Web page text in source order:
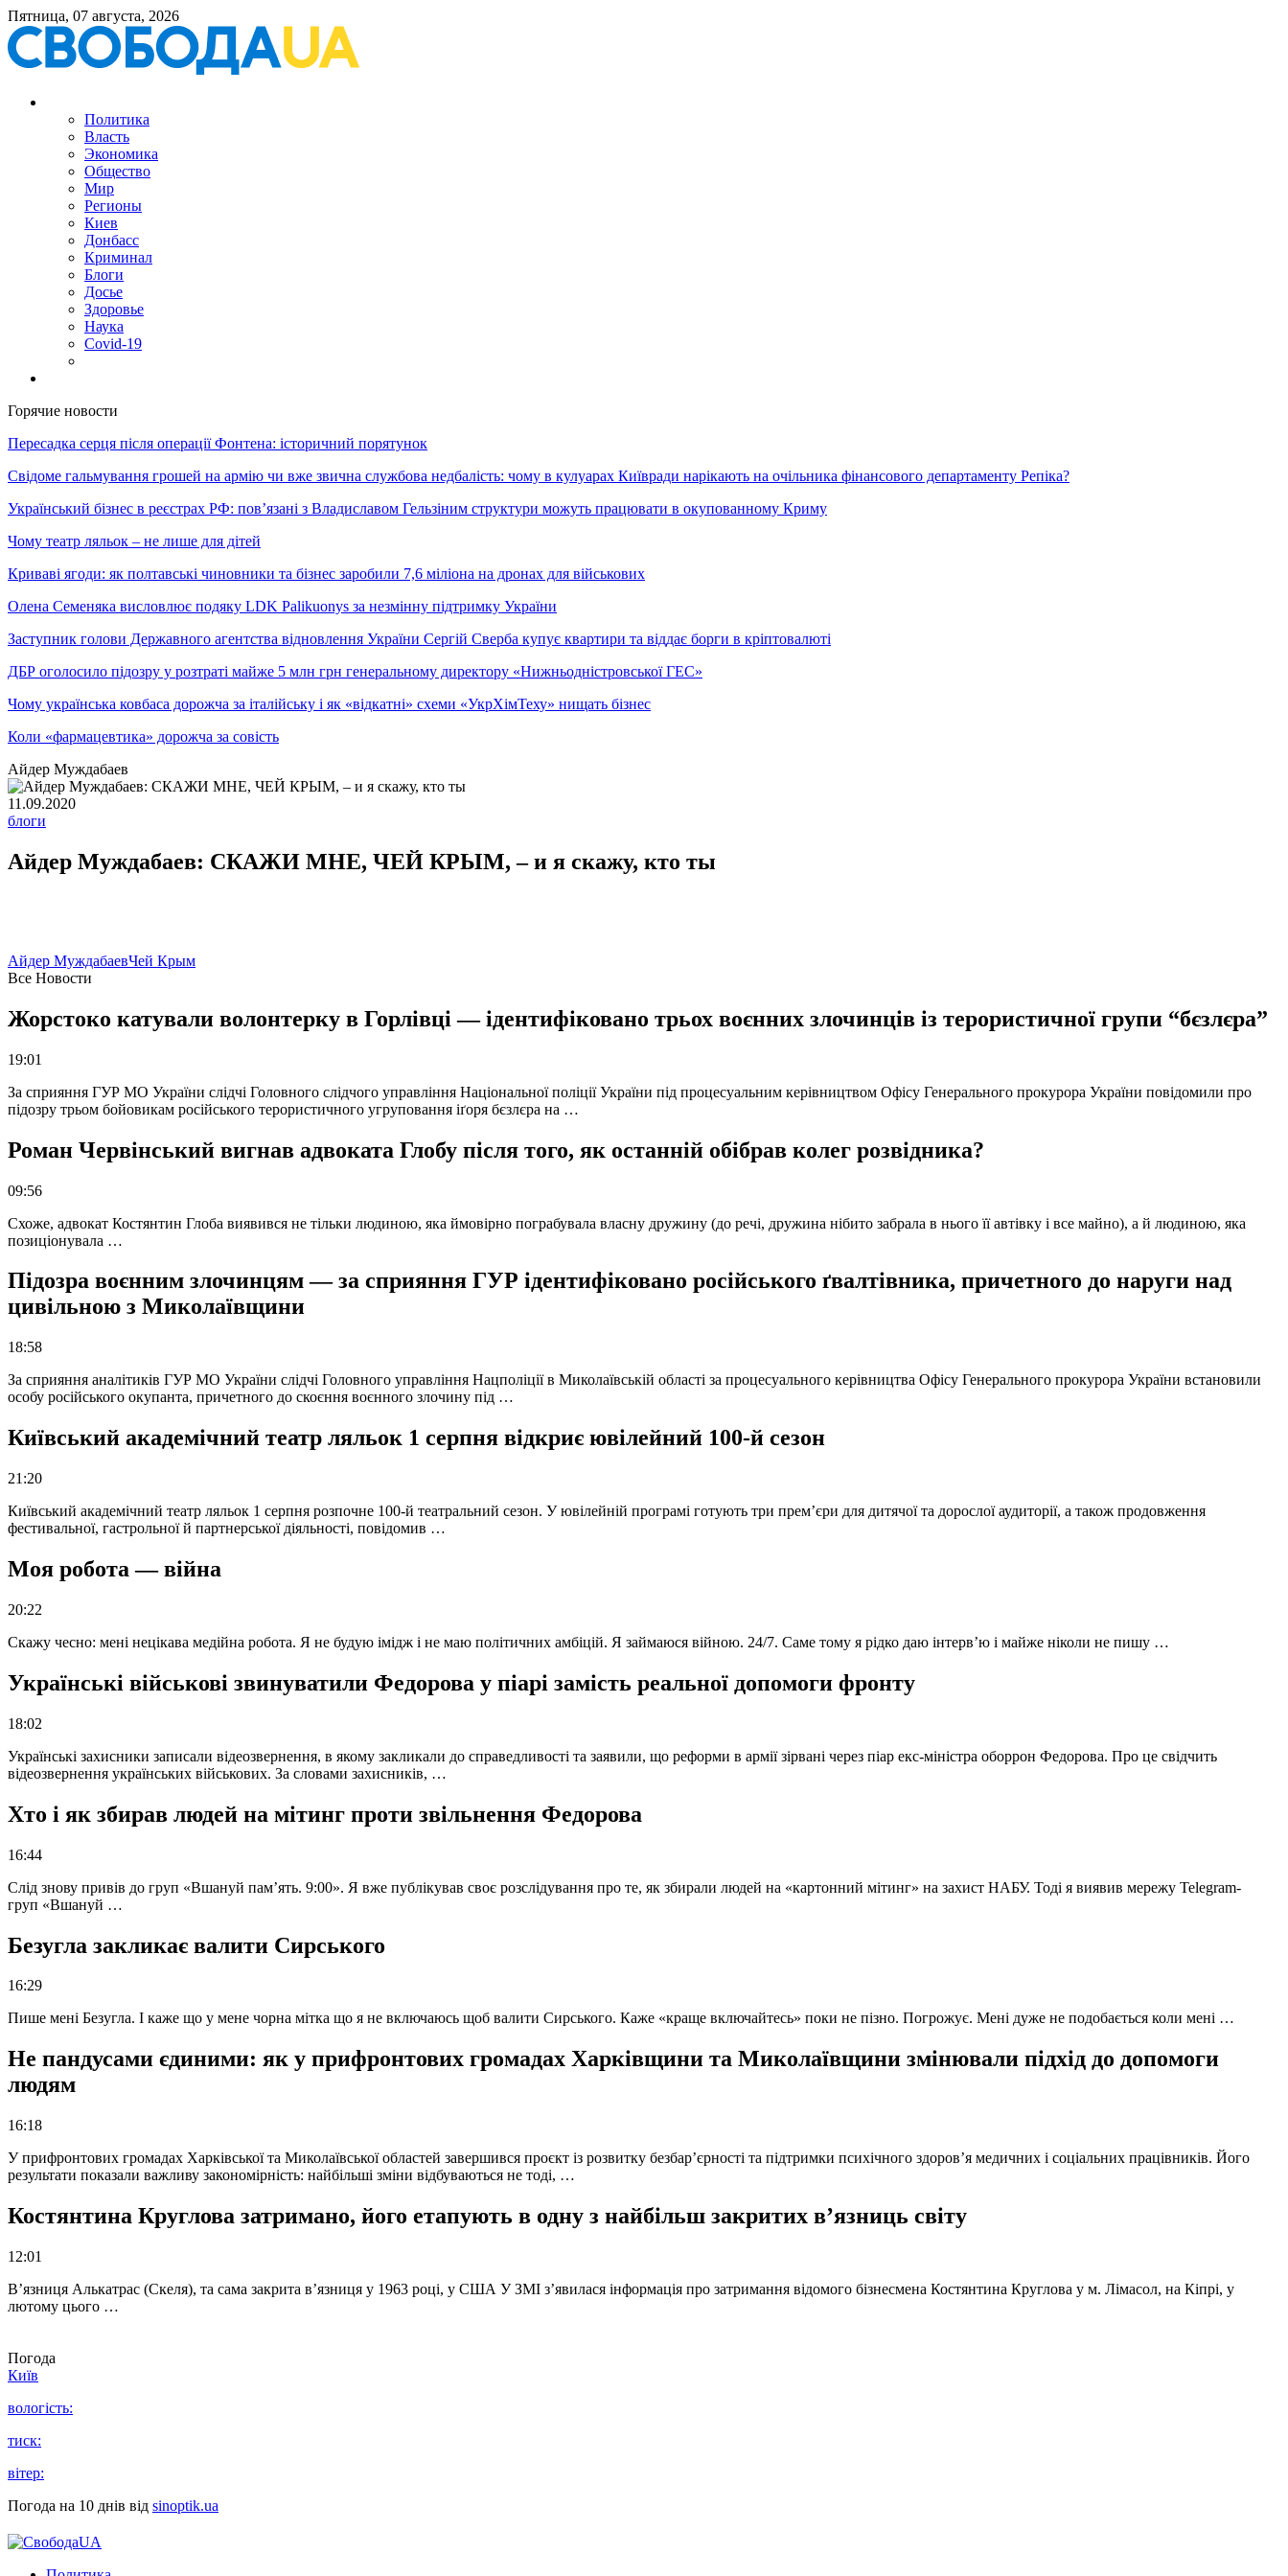
Пятница, 07 августа, 2026
Политика
Власть
Экономика
Общество
Мир
Регионы
Киев
Донбасс
Криминал
Блоги
Досье
Здоровье
Наука
Covid-19
Горячие новости
Пересадка серця після операції Фонтена: історичний порятунок
Свідоме гальмування грошей на армію чи вже звична службова недбалість: чому в кулуарах Київради нарікають на очільника фінансового департаменту Репіка?
Український бізнес в реєстрах РФ: пов’язані з Владиславом Гельзіним структури можуть працювати в окупованному Криму
Чому театр ляльок – не лише для дітей
Криваві ягоди: як полтавські чиновники та бізнес заробили 7,6 міліона на дронах для військових
Олена Семеняка висловлює подяку LDK Palikuonys за незмінну підтримку України
Заступник голови Державного агентства відновлення України Сергій Сверба купує квартири та віддає борги в кріптовалюті
ДБР оголосило підозру у розтраті майже 5 млн грн генеральному директору «Нижньодністровської ГЕС»
Чому українська ковбаса дорожча за італійську і як «відкатні» схеми «УкрХімТеху» нищать бізнес
Коли «фармацевтика» дорожча за совість
Айдер Муждабаев
11.09.2020
блоги
Айдер Муждабаев: СКАЖИ МНЕ, ЧЕЙ КРЫМ, – и я скажу, кто ты
Айдер МуждабаевЧей Крым
Все Новости
Жорстоко катували волонтерку в Горлівці — ідентифіковано трьох воєнних злочинців із терористичної групи “бєзлєра”
19:01
За сприяння ГУР МО України слідчі Головного слідчого управління Національної поліції України під процесуальним керівництвом Офісу Генерального прокурора України повідомили про
підозру трьом бойовикам російського терористичного угруповання іґоря бєзлєра на …
Роман Червінський вигнав адвоката Глобу після того, як останній обібрав колег розвідника?
09:56
Схоже, адвокат Костянтин Глоба виявився не тільки людиною, яка ймовірно пограбувала власну дружину (до речі, дружина нібито забрала в нього її автівку і все майно), а й людиною, яка
позиціонувала …
Підозра воєнним злочинцям — за сприяння ГУР ідентифіковано російського ґвалтівника, причетного до наруги над
цивільною з Миколаївщини
18:58
За сприяння аналітиків ГУР МО України слідчі Головного управління Нацполіції в Миколаївській області за процесуального керівництва Офісу Генерального прокурора України встановили
особу російського окупанта, причетного до скоєння воєнного злочину під …
Київський академічний театр ляльок 1 серпня відкриє ювілейний 100-й сезон
21:20
Київський академічний театр ляльок 1 серпня розпочне 100-й театральний сезон. У ювілейній програмі готують три прем’єри для дитячої та дорослої аудиторії, а також продовження
фестивальної, гастрольної й партнерської діяльності, повідомив …
Моя робота — війна
20:22
Скажу чесно: мені нецікава медійна робота. Я не будую імідж і не маю політичних амбіцій. Я займаюся війною. 24/7. Саме тому я рідко даю інтерв’ю і майже ніколи не пишу …
Українські військові звинуватили Федорова у піарі замість реальної допомоги фронту
18:02
Українські захисники записали відеозвернення, в якому закликали до справедливості та заявили, що реформи в армії зірвані через піар екс-міністра оборрон Федорова. Про це свідчить
відеозвернення українських військових. За словами захисників, …
Хто і як збирав людей на мітинг проти звільнення Федорова
16:44
Слід знову привів до груп «Вшануй пам’ять. 9:00». Я вже публікував своє розслідування про те, як збирали людей на «картонний мітинг» на захист НАБУ. Тоді я виявив мережу Telegram-
груп «Вшануй …
Безугла закликає валити Сирського
16:29
Пише мені Безугла. І каже що у мене чорна мітка що я не включаюсь щоб валити Сирського. Каже «краще включайтесь» поки не пізно. Погрожує. Мені дуже не подобається коли мені …
Не пандусами єдиними: як у прифронтових громадах Харківщини та Миколаївщини змінювали підхід до допомоги
людям
16:18
У прифронтових громадах Харківської та Миколаївської областей завершився проєкт із розвитку безбар’єрності та підтримки психічного здоров’я медичних і соціальних працівників. Його
результати показали важливу закономірність: найбільші зміни відбуваються не тоді, …
Костянтина Круглова затримано, його етапують в одну з найбільш закритих в’язниць світу
12:01
В’язниця Алькатрас (Скеля), та сама закрита в’язниця у 1963 році, у США У ЗМІ з’явилася інформація про затримання відомого бізнесмена Костянтина Круглова у м. Лімасол, на Кіпрі, у
лютому цього …
Погода
Київ
вологість:
тиск:
вітер:
Погода на 10 днів від sinoptik.ua